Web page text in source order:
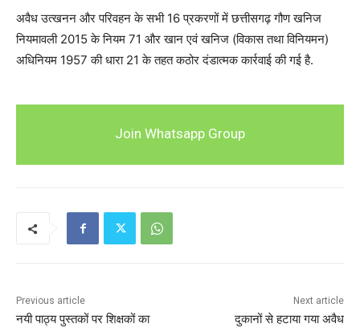
अवैध उत्खनन और परिवहन के सभी 16 प्रकरणों में छत्तीसगढ़ गौण खनिज
नियमावली 2015 के नियम 71 और खान एवं खनिज (विकास तथा विनियमन)
अधिनियम 1957 की धारा 21 के तहत कठोर दंडात्मक कार्रवाई की गई है.
Join Whatsapp Group
Previous article
नयी पाठ्य पुस्तकों पर शिक्षकों का
Next article
दुकानों से हटाया गया अवैध